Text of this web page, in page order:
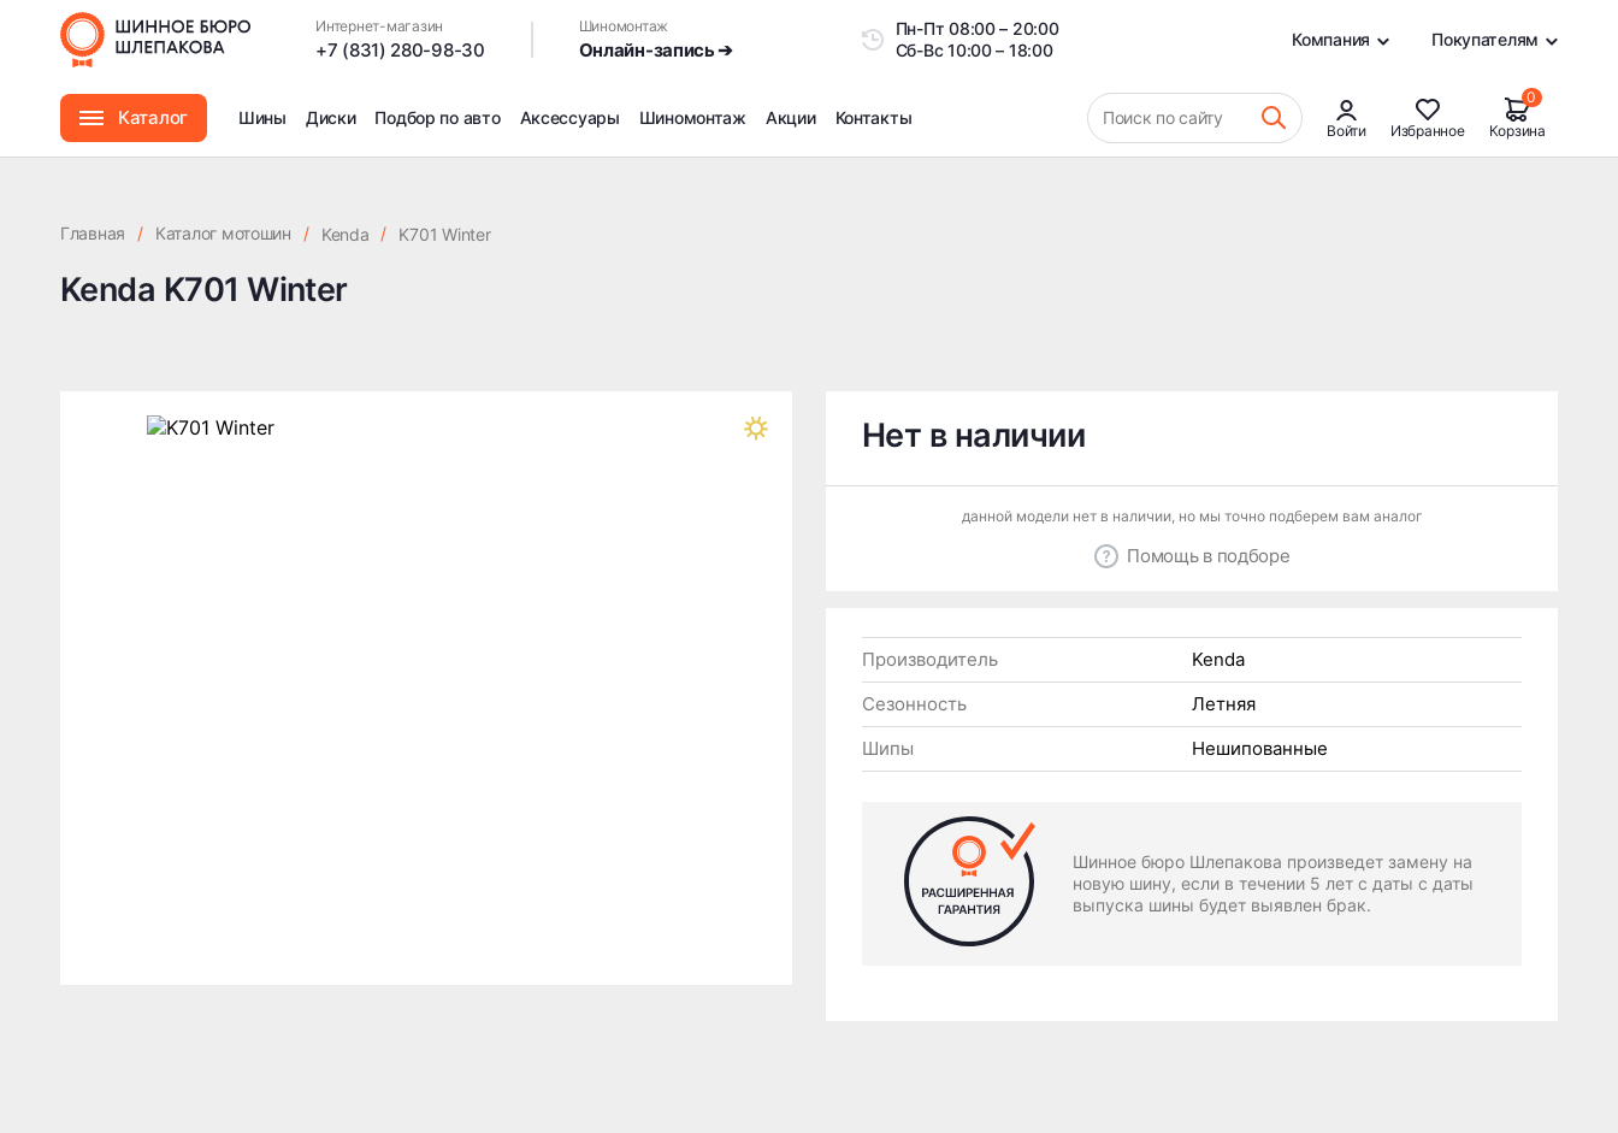
Интернет-магазин
+7 (831) 280-98-30
Шиномонтаж
Онлайн-запись ➔
Пн-Пт08:00 – 20:00
Сб-Вс10:00 – 18:00
Компания Покупателям
Каталог Шины Диски Подбор по авто Аксессуары Шиномонтаж
Доп услуги на Шиномонтаже
Дошиповка, Ошиповка, Перешиповка зимней резины
Акции Контакты Поиск по сайту
Войти Избранное
0
Корзина
Главная / Каталог мотошин / Kenda / K701 Winter
Kenda K701 Winter
Нет в наличии
данной модели нет в наличии, но мы точно подберем вам аналог
Помощь в подборе
Производитель
Kenda
Сезонность
Летняя
Шипы
Нешипованные
Шинное бюро Шлепакова произведет замену на
новую шину, если в течении 5 лет с даты с даты
выпуска шины будет выявлен брак.